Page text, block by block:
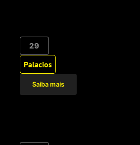
29
Palacios
Saiba mais